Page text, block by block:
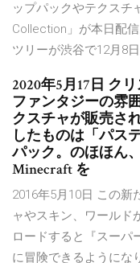
ップパックやテクス
Collection」が本日配
ツリーが渋谷で12月8
2020年5月17日 ク
ファンタジーの雰
クスチャが販売さ
したものは「パス
パック。のほほん
Minecraft を
2016年5月10日 この新
ャやスキン、ワールド
ロードすると『スーパ
に冒険できるようにな